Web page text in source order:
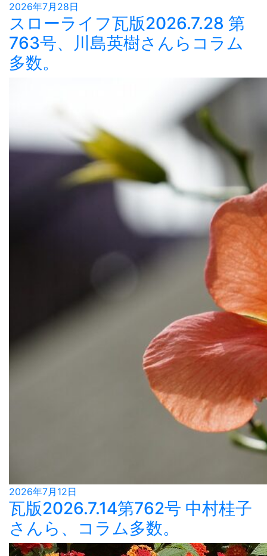
2026年7月28日
スローライフ瓦版2026.7.28 第
763号、川島英樹さんらコラム
多数。
2026年7月12日
瓦版2026.7.14第762号 中村桂子
さんら、コラム多数。